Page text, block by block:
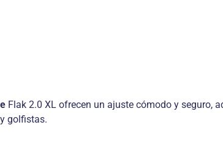
Flak 2.0 XL ofrecen un ajuste cómodo y seguro,
golfistas.